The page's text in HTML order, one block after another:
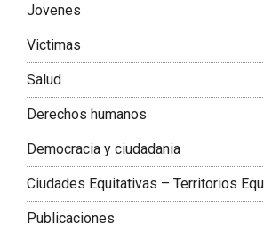
Jovenes
Victimas
Salud
Derechos humanos
Democracia y ciudadania
Ciudades Equitativas – Territorios
Publicaciones